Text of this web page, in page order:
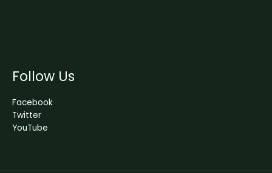
Follow Us
Facebook
Twitter
YouTube